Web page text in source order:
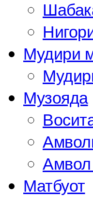
Мудири
Музояда
Матбуот